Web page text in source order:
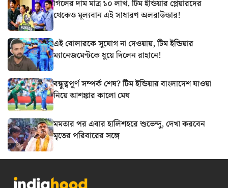
গিলের দাম মাত্র ১০ লাখ, টিম ইন্ডিয়ার প্লেয়ারদের
থেকেও মূল্যবান এই সাধারণ অলরাউন্ডার!
এই বোলারকে সুযোগ না দেওয়ায়, টিম ইন্ডিয়ার
ম্যানেজমেন্টকে ধুয়ে দিলেন রাহানে!
বন্ধুত্বপূর্ণ সম্পর্ক শেষ? টিম ইন্ডিয়ার বাংলাদেশ যাওয়া
নিয়ে আশঙ্কার কালো মেঘ
মমতার পর এবার হালিশহরে শুভেন্দু, দেখা করবেন
মৃতের পরিবারের সঙ্গে